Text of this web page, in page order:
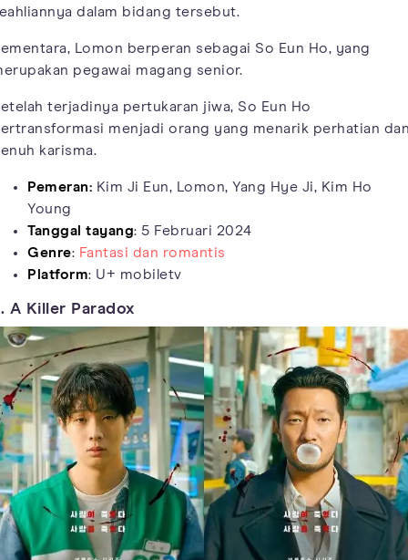
dalam bidang tersebut.
Lomon berperan sebagai So Eun Ho, yang
pegawai magang senior.
terjadinya pertukaran jiwa, So Eun Ho
menjadi orang yang menarik perhatian
karisma.
Pemeran: Kim Ji Eun, Lomon, Yang Hye Ji, Kim Ho
Young
Tanggal tayang: 5 Februari 2024
Genre: Fantasi dan romantis
Platform: U+ mobiletv
A Killer Paradox